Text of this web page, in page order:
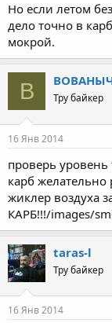
Но если летом
дело точно в
мокрой.
В Тру байкер
16 Янв 2014
проверь
карб
жиклер воздуха
КАРБ!!!/images/
taras-l
Тру байкер
16 Янв 2014